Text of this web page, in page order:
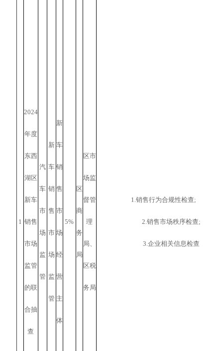
1
2024
年度
东西
湖区
新车
销售
市场
监管
的联
合抽
查
汽
车
市
场
监
管
新
车
销
售
市
场
监
管
新
车
销
售
市
场
经
营
主
体
5%
区
商
务
局
区市
场监
督管
理
局、
区税
务局
1.销售行为合规性检查;
2.销售市场秩序检查;
3.企业相关信息检查